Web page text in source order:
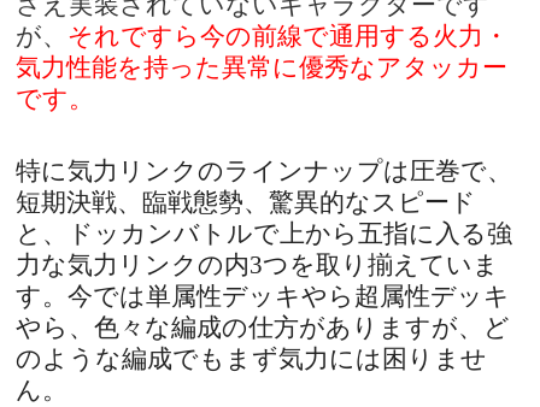
が、 それですら今の前線で通用する火力・
気力性能を持った異常に優秀なアタッカー
です。
特に気力リンクのラインナップは圧巻で、
短期決戦、臨戦態勢、驚異的なスピード
と、ドッカンバトルで上から五指に入る強
力な気力リンクの内3つを取り揃えていま
す。今では単属性デッキやら超属性デッキ
やら、色々な編成の仕方がありますが、ど
のような編成でもまず気力には困りませ
ん。